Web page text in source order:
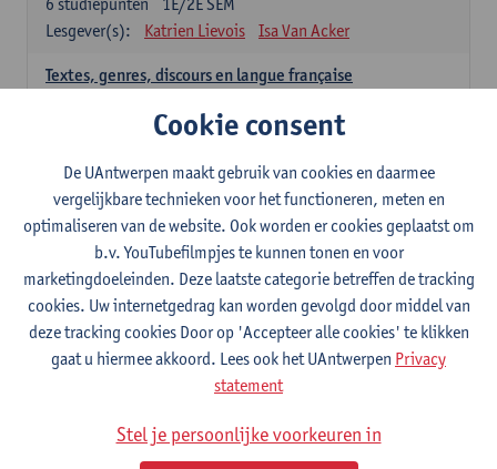
Lesgever(s):
Katrien Lievois Isa Van Acker
Textes, genres, discours en langue française
Kris Peeters
Spaans: verplichte opleidingsonderdelen
Gramática española 1
1E SEM
studiepunten
Lesgever(s):
Anne Verhaert
Gramática española 2
2E SEM
3studiepunten
Anne Verhaert
Lengua española: Destrezas básicas
Cookie consent
De UAntwerpen maakt gebruik van cookies en daarmee
vergelijkbare technieken voor het functioneren, meten en
optimaliseren van de website. Ook worden er cookies geplaatst om
b.v. YouTubefilmpjes te kunnen tonen en voor
marketingdoeleinden. Deze laatste categorie betreffen de tracking
cookies. Uw internetgedrag kan worden gevolgd door middel van
deze tracking cookies Door op 'Accepteer alle cookies' te klikken
gaat u hiermee akkoord. Lees ook het UAntwerpen Privacy
statement
Stel je persoonlijke voorkeuren in